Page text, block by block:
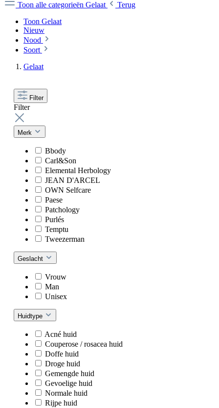
Toon alle categorieën Gelaat
Terug
Toon Gelaat
Nieuw
Nood
Soort
Gelaat
Filter
Filter
Merk
Bbody
Carl&Son
Elemental Herbology
JEAN D'ARCEL
OWN Selfcare
Paese
Patchology
Purlés
Temptu
Tweezerman
Geslacht
Vrouw
Man
Unisex
Huidtype
Acné huid
Couperose / rosacea huid
Doffe huid
Droge huid
Gemengde huid
Gevoelige huid
Normale huid
Rijpe huid